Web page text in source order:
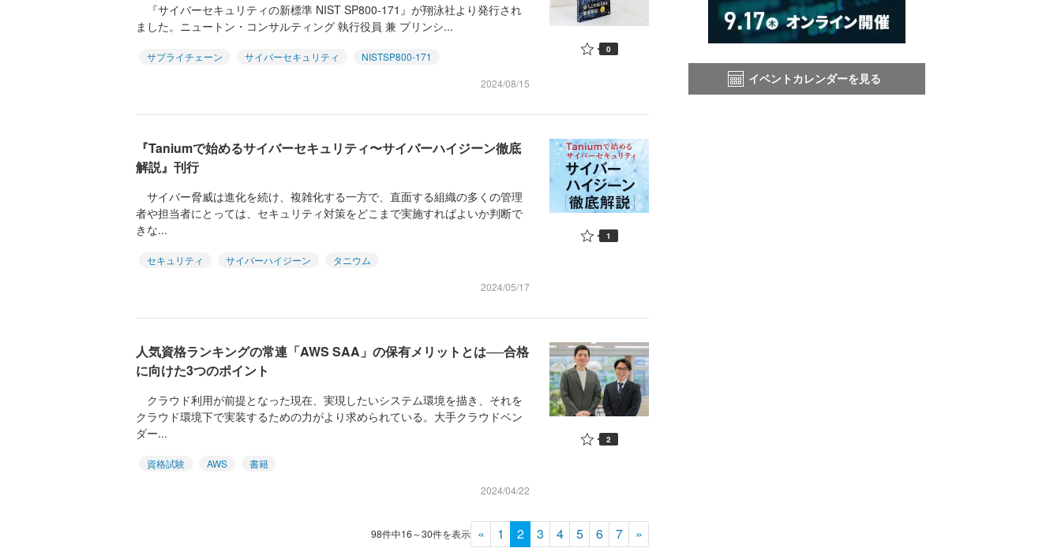
『サイバーセキュリティの新標準 NIST SP800-171』が翔泳社より発行され
ました。ニュートン・コンサルティング 執行役員 兼 プリンシ...
サプライチェーン サイバーセキュリティ
NISTSP800-171
2024/08/15
0
『Taniumで始めるサイバーセキュリティ〜サイバーハイジーン徹底
解説』刊行
サイバー脅威は進化を続け、複雑化する一方で、直面する組織の多くの管理
者や担当者にとっては、セキュリティ対策をどこまで実施すればよいか判断で
きな...
セキュリティ サイバーハイジーン
タニウム
2024/05/17
1
人気資格ランキングの常連「AWS SAA」の保有メリットとは──合格
に向けた3つのポイント
クラウド利用が前提となった現在、実現したいシステム環境を描き、それを
クラウド環境下で実装するための力がより求められている。大手クラウドベン
ダー...
資格試験 AWS
書籍
2024/04/22
2
98件中16～30件を表示 « 1 2 3 4 5 6 7 »
イベントカレンダーを見る